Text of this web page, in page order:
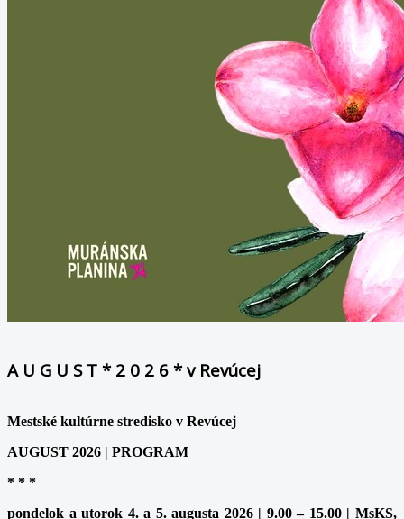
A U G U S T * 2 0 2 6 * v Revúcej
Mestské kultúrne stredisko v Revúcej
AUGUST 2026 | PROGRAM
* * *
pondelok a utorok 4. a 5. augusta 2026 | 9.00 – 15.00 | MsKS,